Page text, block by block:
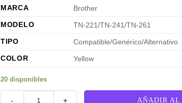
MARCA
Brother
MODELO
TN-221/TN-241/TN-261
TIPO
Compatible/Genérico/Alternativo
COLOR
Yellow
20 disponibles
Toner Brother TN-221/TN-241/TN-261 Yellow
AÑADIR AL